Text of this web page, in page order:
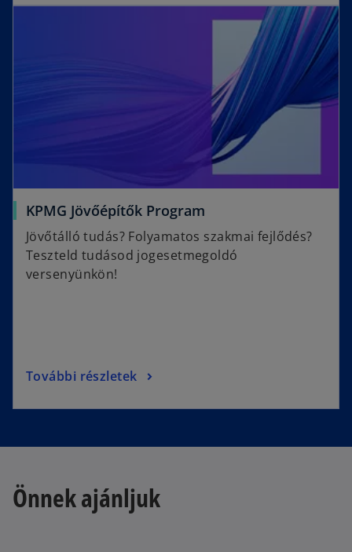
KPMG Jövőépítők Program
Jövőtálló tudás? Folyamatos szakmai fejlődés?
Teszteld tudásod jogesetmegoldó
versenyünkön!
További részletek
Önnek ajánljuk